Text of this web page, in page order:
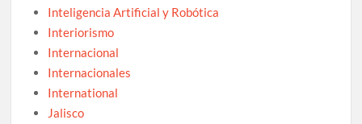
Inteligencia Artificial y Robótica
Interiorismo
Internacional
Internacionales
International
Jalisco